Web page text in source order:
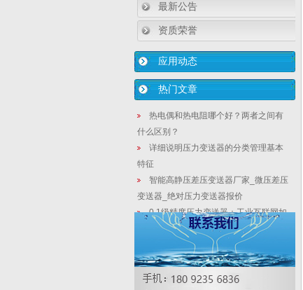
最新公告
资质荣誉
应用动态
热门文章
热电偶和热电阻哪个好？两者之间有
什么区别？
详细说明压力变送器的分类管理基本
特征
智能高静压差压变送器厂家_微压差压
变送器_绝对压力变送器报价
0.1级精度压力变送器：工业互联网如
何保障安全生产？
差压式法兰液位计的三阀组的作用和
使用方法
精巧型压力变送器|小巧型压力变送器|